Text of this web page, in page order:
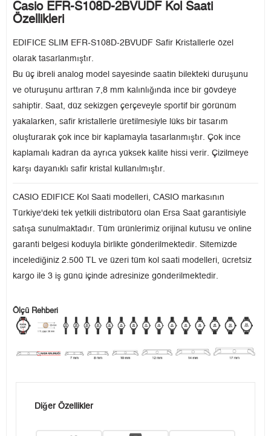
Casio EFR-S108D-2BVUDF Kol Saati
Özellikleri
EDIFICE SLIM EFR-S108D-2BVUDF Safir Kristallerle özel
olarak tasarlanmıştır.
Bu üç ibreli analog model sayesinde saatin bilekteki duruşunu
ve oturuşunu arttıran 7,8 mm kalınlığında ince bir gövdeye
sahiptir. Saat, düz sekizgen çerçeveyle sportif bir görünüm
yakalarken, safir kristallerle üretilmesiyle lüks bir tasarım
oluşturarak çok ince bir kaplamayla tasarlanmıştır. Çok ince
kaplamalı kadran da ayrıca yüksek kalite hissi verir. Çizilmeye
karşı dayanıklı safir kristal kullanılmıştır.
CASIO EDIFICE Kol Saati modelleri, CASIO markasının
Türkiye'deki tek yetkili distribütörü olan Ersa Saat garantisiyle
satışa sunulmaktadır. Tüm ürünlerimiz orijinal kutusu ve online
garanti belgesi koduyla birlikte gönderilmektedir. Sitemizde
incelediğiniz 2.500 TL ve üzeri tüm kol saati modelleri, ücretsiz
kargo ile 3 iş günü içinde adresinize gönderilmektedir.
Ölçü Rehberi
Diğer Özellikler